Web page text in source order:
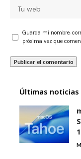
Guarda mi nombre,
próxima vez que
Últimas noticias